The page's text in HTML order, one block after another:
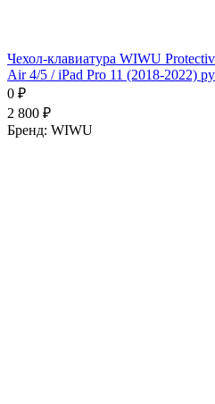
Чехол-клавиатура WIWU
Air 4/5 / iPad Pro 11 (2018-2022)
0 ₽
2 800 ₽
Бренд: WIWU